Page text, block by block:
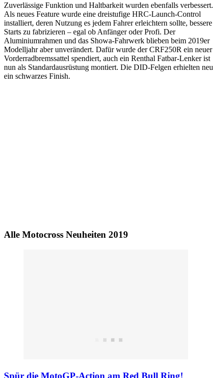
Zuverlässige Funktion und Haltbarkeit wurden ebenfalls verbessert.
Als neues Feature wurde eine dreistufige HRC-Launch-Control
installiert, deren Nutzung es jedem Fahrer erleichtern sollte, bessere
Starts zu fabrizieren – egal ob Anfänger oder Profi. Der
Aluminiumrahmen und das Showa-Fahrwerk blieben beim 2019er
Modelljahr aber unverändert. Dafür wurde der CRF250R ein neuer
Vorderradbremssattel spendiert, auch ein Renthal Fatbar-Lenker ist
nun als Standardausrüstung montiert. Die DID-Felgen erhielten neu
ein schwarzes Finish.
Alle Motocross Neuheiten 2019
Spür die MotoGP-Action am Red Bull Ring!